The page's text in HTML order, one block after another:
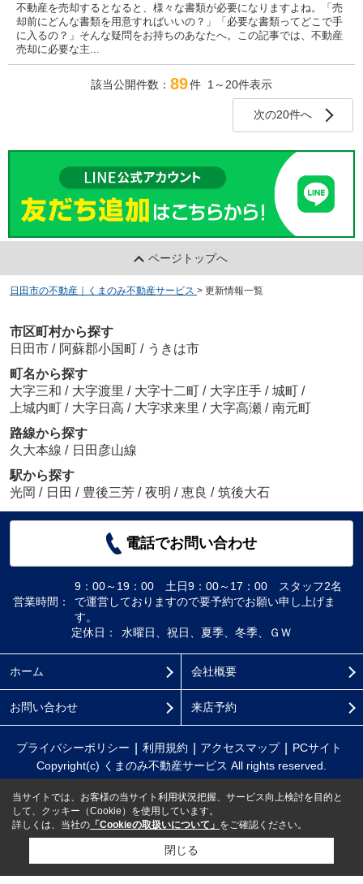
不動産を売却するとなると、様々な書類が必要になりますよね。「売
却前にどんな書類を用意すればいいの？」「必要な書類ってどこで手
に入るの？」そんな疑問をお持ちのあなたへ。この記事では、不動産
売却に必要な主...
該当公開件数： 89件 1～20件表示
次の20件へ
ページトップへ
日田市の不動産｜くまのみ不動産サービス > 更新情報一覧
市区町村から探す
日田市 / 阿蘇郡小国町 / うきは市
町名から探す
大字三和 / 大字渡里 / 大字十二町 / 大字庄手 / 城町 /
上城内町 / 大字日高 / 大字求来里 / 大字高瀬 / 南元町
路線から探す
久大本線 / 日田彦山線
駅から探す
光岡 / 日田 / 豊後三芳 / 夜明 / 恵良 / 筑後大石
電話でお問い合わせ
営業時間：
9：00～19：00 土日9：00～17：00 スタッフ2名
で運営しておりますので要予約でお願い申し上げま
す。
定休日：
水曜日、祝日、夏季、冬季、ＧＷ
ホーム 会社概要
お問い合わせ 来店予約
プライバシーポリシー 利用規約 アクセスマップ
PCサイト
Copyright(c) くまのみ不動産サービス All rights reserved.
当サイトでは、お客様の当サイト利用状況把握、サービス向上検討を目的と
して、クッキー（Cookie）を使用しています。
詳しくは、当社の 「Cookieの取扱いについて」 をご確認ください。
閉じる